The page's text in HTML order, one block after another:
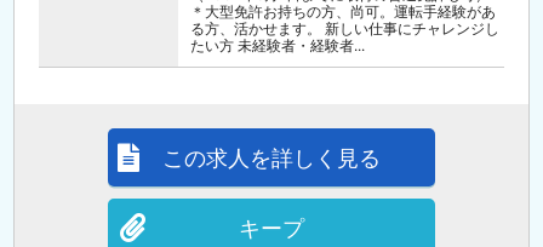
＊大型免許お持ちの方、尚可。運転手経験があ
る方、活かせます。 新しい仕事にチャレンジし
たい方 未経験者・経験者...
この求人を詳しく見る
キープ